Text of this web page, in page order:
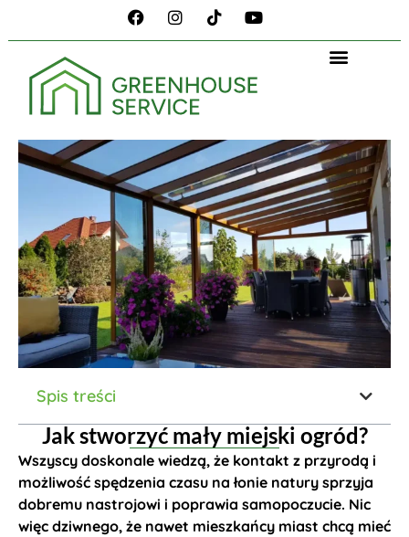
Spis treści
Jak stworzyć mały miejski ogród?
Wszyscy doskonale wiedzą, że kontakt z przyrodą i
możliwość spędzenia czasu na łonie natury sprzyja
dobremu nastrojowi i poprawia samopoczucie. Nic
więc dziwnego, że nawet mieszkańcy miast chcą mieć